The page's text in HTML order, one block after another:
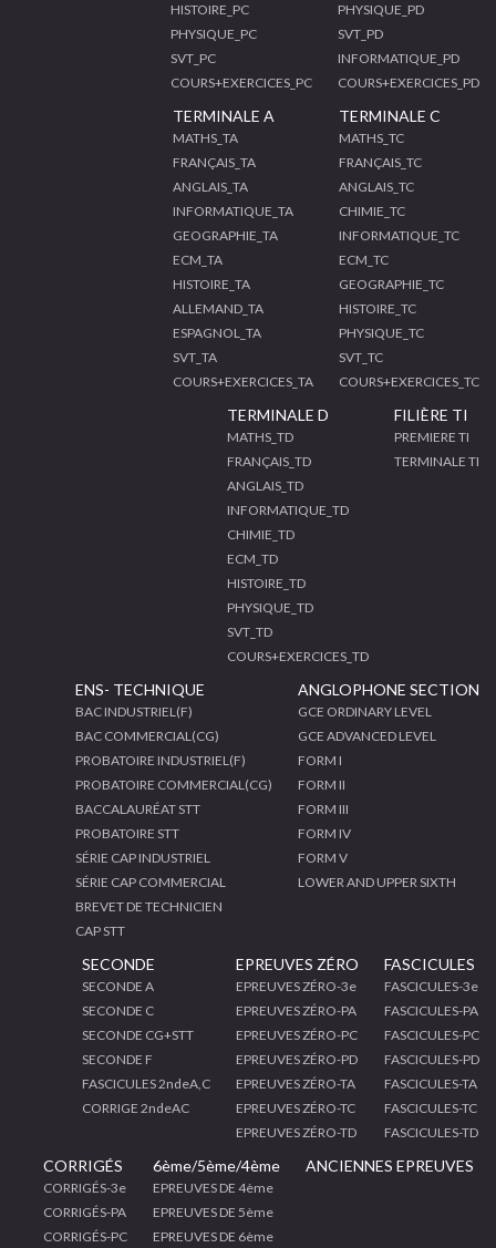
HISTOIRE_PC
PHYSIQUE_PC
SVT_PC
COURS+EXERCICES_PC
PHYSIQUE_PD
SVT_PD
INFORMATIQUE_PD
COURS+EXERCICES_PD
TERMINALE A
MATHS_TA
FRANÇAIS_TA
ANGLAIS_TA
INFORMATIQUE_TA
GEOGRAPHIE_TA
ECM_TA
HISTOIRE_TA
ALLEMAND_TA
ESPAGNOL_TA
SVT_TA
COURS+EXERCICES_TA
TERMINALE C
MATHS_TC
FRANÇAIS_TC
ANGLAIS_TC
CHIMIE_TC
INFORMATIQUE_TC
ECM_TC
GEOGRAPHIE_TC
HISTOIRE_TC
PHYSIQUE_TC
SVT_TC
COURS+EXERCICES_TC
TERMINALE D
MATHS_TD
FRANÇAIS_TD
ANGLAIS_TD
INFORMATIQUE_TD
CHIMIE_TD
ECM_TD
HISTOIRE_TD
PHYSIQUE_TD
SVT_TD
COURS+EXERCICES_TD
FILIÈRE TI
PREMIERE TI
TERMINALE TI
ENS- TECHNIQUE
BAC INDUSTRIEL(F)
BAC COMMERCIAL(CG)
PROBATOIRE INDUSTRIEL(F)
PROBATOIRE COMMERCIAL(CG)
BACCALAURÉAT STT
PROBATOIRE STT
SÉRIE CAP INDUSTRIEL
SÉRIE CAP COMMERCIAL
BREVET DE TECHNICIEN
CAP STT
ANGLOPHONE SECTION
GCE ORDINARY LEVEL
GCE ADVANCED LEVEL
FORM I
FORM II
FORM III
FORM IV
FORM V
LOWER AND UPPER SIXTH
SECONDE
SECONDE A
SECONDE C
SECONDE CG+STT
SECONDE F
FASCICULES 2ndeA,C
CORRIGE 2ndeAC
EPREUVES ZÉRO
EPREUVES ZÉRO-3e
EPREUVES ZÉRO-PA
EPREUVES ZÉRO-PC
EPREUVES ZÉRO-PD
EPREUVES ZÉRO-TA
EPREUVES ZÉRO-TC
EPREUVES ZÉRO-TD
FASCICULES
FASCICULES-3e
FASCICULES-PA
FASCICULES-PC
FASCICULES-PD
FASCICULES-TA
FASCICULES-TC
FASCICULES-TD
CORRIGÉS
CORRIGÉS-3e
CORRIGÉS-PA
CORRIGÉS-PC
6ème/5ème/4ème
EPREUVES DE 4ème
EPREUVES DE 5ème
EPREUVES DE 6ème
ANCIENNES EPREUVES